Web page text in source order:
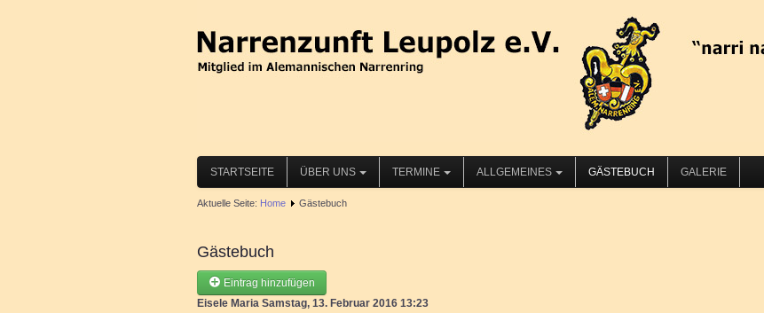
STARTSEITE ÜBER UNS TERMINE ALLGEMEINES GÄSTEBUCH GALERIE
Aktuelle Seite: Home Gästebuch
Gästebuch
Eintrag hinzufügen
Eisele Maria Samstag, 13. Februar 2016 13:23